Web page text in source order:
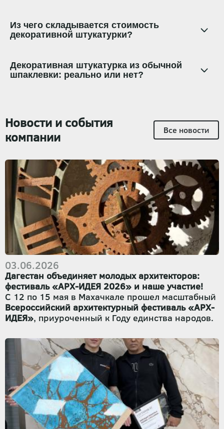
Из чего складывается стоимость
декоративной штукатурки?
Декоративная штукатурка из обычной
шпаклевки: реально или нет?
Новости и события
компании
Все новости
03.06.2026
Дагестан объединяет молодых архитекторов:
фестиваль «АРХ-ИДЕЯ 2026» и наше участие!
С 12 по 15 мая в Махачкале прошел масштабный
Всероссийский архитектурный фестиваль «АРХ-
ИДЕЯ», приуроченный к Году единства народов.